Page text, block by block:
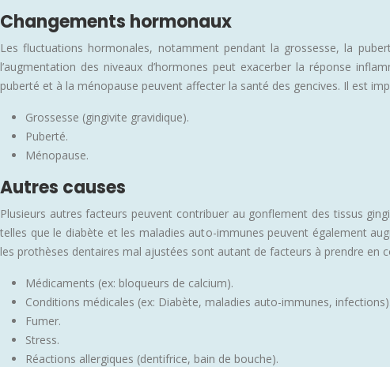
Changements hormonaux
Les fluctuations hormonales, notamment pendant la grossesse, la
l’augmentation des niveaux d’hormones peut exacerber la réponse
puberté et à la ménopause peuvent affecter la santé des gencives. Il est
Grossesse (gingivite gravidique).
Puberté.
Ménopause.
Autres causes
Plusieurs autres facteurs peuvent contribuer au gonflement des tissus
telles que le diabète et les maladies auto-immunes peuvent également
les prothèses dentaires mal ajustées sont autant de facteurs à prendre en
Médicaments (ex: bloqueurs de calcium).
Conditions médicales (ex: Diabète, maladies auto-immunes, infections).
Fumer.
Stress.
Réactions allergiques (dentifrice, bain de bouche).